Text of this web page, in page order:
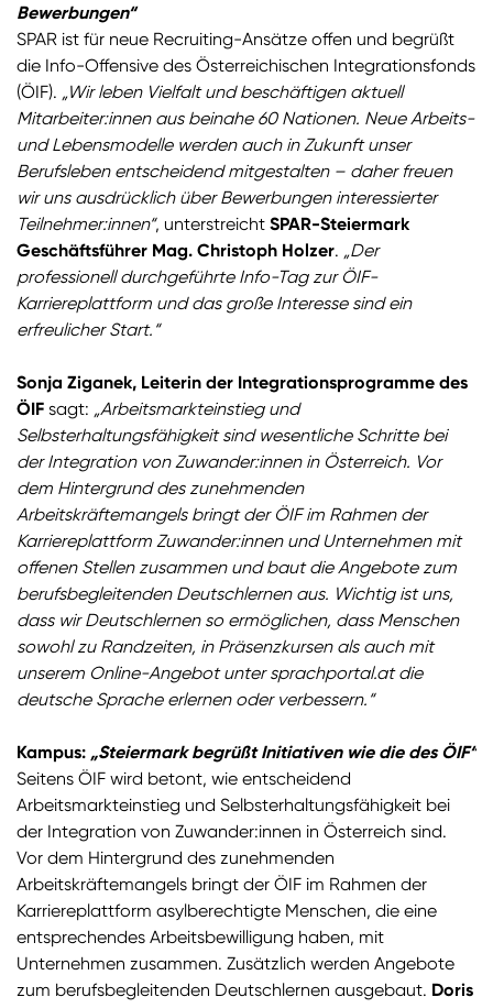
Bewerbungen“
SPAR ist für neue Recruiting-Ansätze offen und begrüßt
die Info-Offensive des Österreichischen Integrationsfonds
(ÖIF). „Wir leben Vielfalt und beschäftigen aktuell
Mitarbeiter:innen aus beinahe 60 Nationen. Neue Arbeits-
und Lebensmodelle werden auch in Zukunft unser
Berufsleben entscheidend mitgestalten – daher freuen
wir uns ausdrücklich über Bewerbungen interessierter
Teilnehmer:innen“, unterstreicht SPAR-Steiermark
Geschäftsführer Mag. Christoph Holzer. „Der
professionell durchgeführte Info-Tag zur ÖIF-
Karriereplattform und das große Interesse sind ein
erfreulicher Start.“
Sonja Ziganek, Leiterin der Integrationsprogramme des
ÖIF sagt: „Arbeitsmarkteinstieg und
Selbsterhaltungsfähigkeit sind wesentliche Schritte bei
der Integration von Zuwander:innen in Österreich. Vor
dem Hintergrund des zunehmenden
Arbeitskräftemangels bringt der ÖIF im Rahmen der
Karriereplattform Zuwander:innen und Unternehmen mit
offenen Stellen zusammen und baut die Angebote zum
berufsbegleitenden Deutschlernen aus. Wichtig ist uns,
dass wir Deutschlernen so ermöglichen, dass Menschen
sowohl zu Randzeiten, in Präsenzkursen als auch mit
unserem Online-Angebot unter sprachportal.at die
deutsche Sprache erlernen oder verbessern.“
Kampus: „Steiermark begrüßt Initiativen wie die des ÖIF“
Seitens ÖIF wird betont, wie entscheidend
Arbeitsmarkteinstieg und Selbsterhaltungsfähigkeit bei
der Integration von Zuwander:innen in Österreich sind.
Vor dem Hintergrund des zunehmenden
Arbeitskräftemangels bringt der ÖIF im Rahmen der
Karriereplattform asylberechtigte Menschen, die eine
entsprechendes Arbeitsbewilligung haben, mit
Unternehmen zusammen. Zusätzlich werden Angebote
zum berufsbegleitenden Deutschlernen ausgebaut. Doris